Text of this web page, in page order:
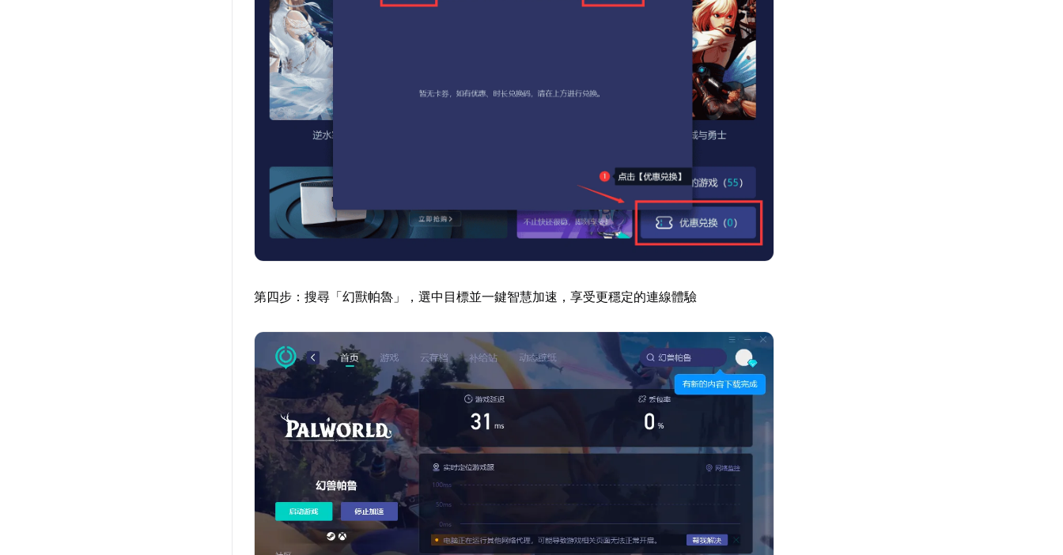
第四步：搜尋「幻獸帕魯」，選中目標並一鍵智慧加速，享受更穩定的連線體驗